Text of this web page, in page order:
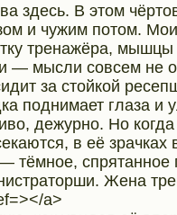
здесь. В этом
и чужим потом.
тренажёра,
— мысли совсем не
за стойкой
поднимает глаза и
дежурно. Но
в её зрачках
тёмное,
Жена
a>